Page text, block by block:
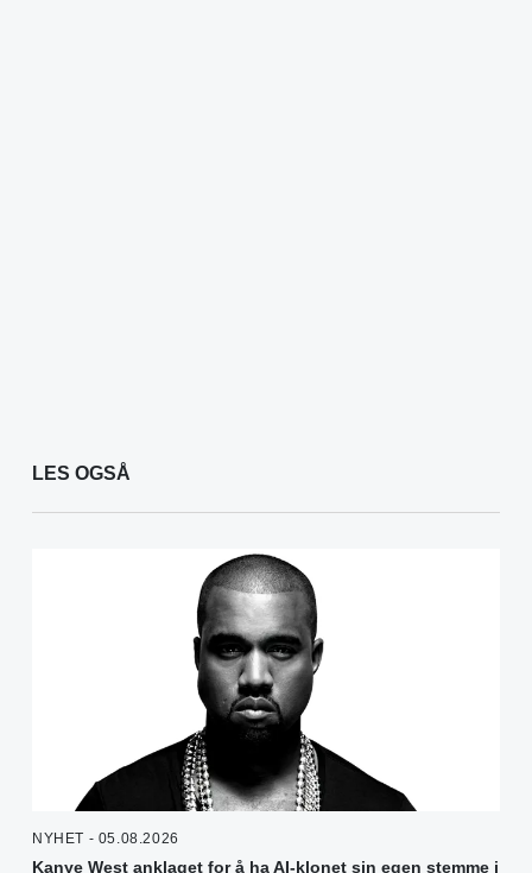
LES OGSÅ
NYHET - 05.08.2026
Kanye West anklaget for å ha AI-klonet sin egen stemme i